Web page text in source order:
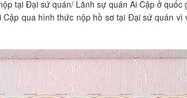
tại Đại sứ quán/ Lãnh sự quán Ai Cập ở
qua hình thức nộp hồ sơ tại Đại sứ quán